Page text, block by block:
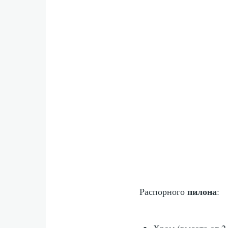
Распорногопилона: